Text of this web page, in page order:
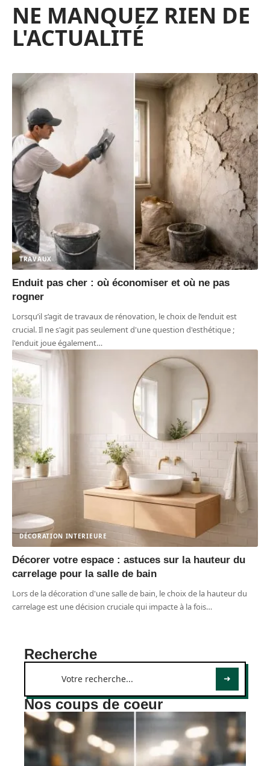
NE MANQUEZ RIEN DE
L'ACTUALITÉ
TRAVAUX
Enduit pas cher : où économiser et où ne pas
rogner
Lorsqu’il s’agit de travaux de rénovation, le choix de l’enduit est
crucial. Il ne s'agit pas seulement d'une question d'esthétique ;
l'enduit joue également…
DÉCORATION INTERIEURE
Décorer votre espace : astuces sur la hauteur du
carrelage pour la salle de bain
Lors de la décoration d'une salle de bain, le choix de la hauteur du
carrelage est une décision cruciale qui impacte à la fois…
Recherche
Nos coups de coeur